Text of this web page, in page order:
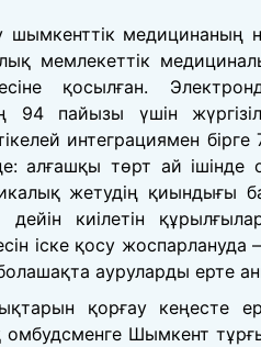
медицинаның
мемлекеттік
қосылған.
94 пайызы үшін
интеграциямен
алғашқы төрт ай ішінде
жетудің қиындығы
киілетін
іске қосу
ауруларды ерте
қорғау кеңесте
Шымкент